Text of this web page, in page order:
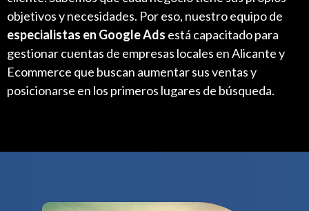
objetivos y necesidades. Por eso, nuestro equipo de
especialistas en Google Ads está capacitado para
gestionar cuentas de empresas locales en Alicante y
Ecommerce que buscan aumentar sus ventas y
posicionarse en los primeros lugares de búsqueda.